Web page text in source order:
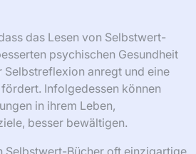
das Lesen von Selbstwert-
psychischen Gesundheit
Selbstreflexion anregt und eine
Infolgedessen können
in ihrem Leben,
besser bewältigen.